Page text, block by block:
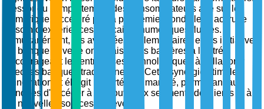
L'essor du comportement des consommateurs axé sur le
numérique, accéléré par la pandémie mondiale, a accru le
besoin d'expériences bancaires numériques fluides.
Simultanément, les avancées réglementaires et les initiatives
de banque ouverte ont abaissé les barrières à l'entrée,
encourageant les entreprises technologiques à collaborer
avec les banques traditionnelles. Cette synergie stimule
l'innovation et élargit la portée du marché, permettant aux
banques d'accéder à de nouveaux segments de clients et à
de nouvelles sources de revenus.